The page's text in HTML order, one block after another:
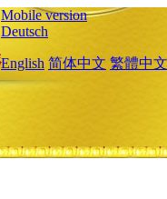
Mobile version
Deutsch
English 简体中文 繁體中文